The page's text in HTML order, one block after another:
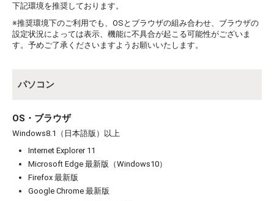
お買い物を続ける
下記環境を推奨しております。
※推奨環境下のご利用でも、OSとブラウザの組み合わせ、ブラウザの
設定状況によっては表示、機能に不具合が起こる可能性がございま
す。予めご了承くださいますようお願いいたします。
パソコン
OS・ブラウザ
Windows8.1（日本語版）以上
Internet Explorer 11
Microsoft Edge 最新版（Windows10）
Firefox 最新版
Google Chrome 最新版